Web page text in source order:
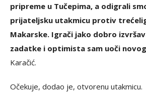
pripreme u Tučepima, a odigrali
prijateljsku utakmicu protiv
Makarske. Igrači jako dobro
zadatke i optimista sam uoči
Karačić.
Očekuje, dodao je, otvorenu utakmicu.